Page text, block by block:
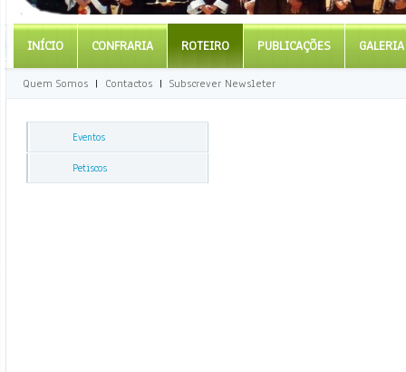
INÍCIO CONFRARIA ROTEIRO PUBLICAÇÕES GALERIA
Quem Somos | Contactos | Subscrever Newsleter
Eventos
Petiscos